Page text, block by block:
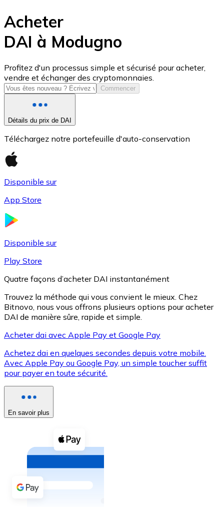
USD Coin
USDC
XRP
XRP
Voir toutes
Coupons crypto
Achetez des cryptomonnaies en espèces et d'autres
Acheter avec espèces
Virement SEPA
Acheter
DAI à Modugno
Profitez d'un processus simple et sécurisé pour acheter,
vendre et échanger des cryptomonnaies.
Commencer
Détails du prix de DAI
Téléchargez notre portefeuille d'auto-conservation
Disponible sur
App Store
Disponible sur
Play Store
Quatre façons d’acheter DAI instantanément
Trouvez la méthode qui vous convient le mieux. Chez
Bitnovo, nous vous offrons plusieurs options pour acheter
DAI de manière sûre, rapide et simple.
Acheter dai avec Apple Pay et Google Pay
Achetez dai en quelques secondes depuis votre mobile.
Avec Apple Pay ou Google Pay, un simple toucher suffit
pour payer en toute sécurité.
En savoir plus